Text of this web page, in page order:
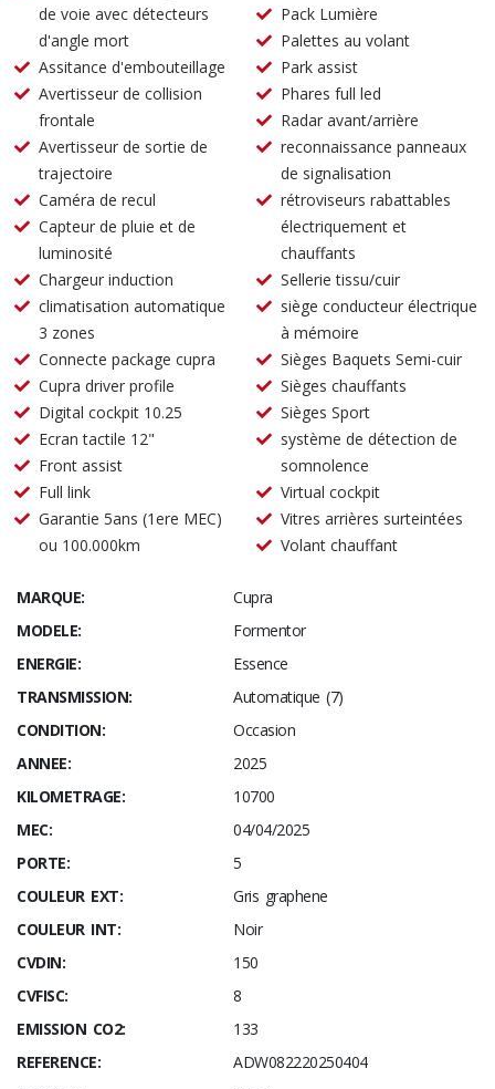
de voie avec détecteurs
d'angle mort
Assitance d'embouteillage
Avertisseur de collision
frontale
Avertisseur de sortie de
trajectoire
Caméra de recul
Capteur de pluie et de
luminosité
Chargeur induction
climatisation automatique
3 zones
Connecte package cupra
Cupra driver profile
Digital cockpit 10.25
Ecran tactile 12"
Front assist
Full link
Garantie 5ans (1ere MEC)
ou 100.000km
Pack Lumière
Palettes au volant
Park assist
Phares full led
Radar avant/arrière
reconnaissance panneaux
de signalisation
rétroviseurs rabattables
électriquement et
chauffants
Sellerie tissu/cuir
siège conducteur électrique
à mémoire
Sièges Baquets Semi-cuir
Sièges chauffants
Sièges Sport
système de détection de
somnolence
Virtual cockpit
Vitres arrières surteintées
Volant chauffant
MARQUE:
Cupra
MODELE:
Formentor
ENERGIE:
Essence
TRANSMISSION:
Automatique (7)
CONDITION:
Occasion
ANNEE:
2025
KILOMETRAGE:
10700
MEC:
04/04/2025
PORTE:
5
COULEUR EXT:
Gris graphene
COULEUR INT:
Noir
CVDIN:
150
CVFISC:
8
EMISSION CO2:
133
REFERENCE:
ADW082220250404